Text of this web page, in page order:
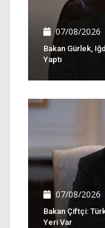
07/08/2026
Bakan Gürlek,
Yaptı
07/08/2026
Bakan Çiftçi:
Yeri Var